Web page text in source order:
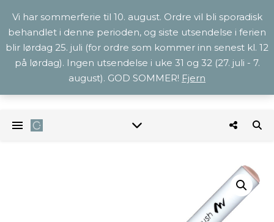
Vi har sommerferie til 10. august. Ordre vil bli sporadisk
behandlet i denne perioden, og siste utsendelse i ferien
blir lørdag 25. juli (for ordre som kommer inn senest kl. 12
på lørdag). Ingen utsendelse i uke 31 og 32 (27. juli - 7.
august). GOD SOMMER! Fjern